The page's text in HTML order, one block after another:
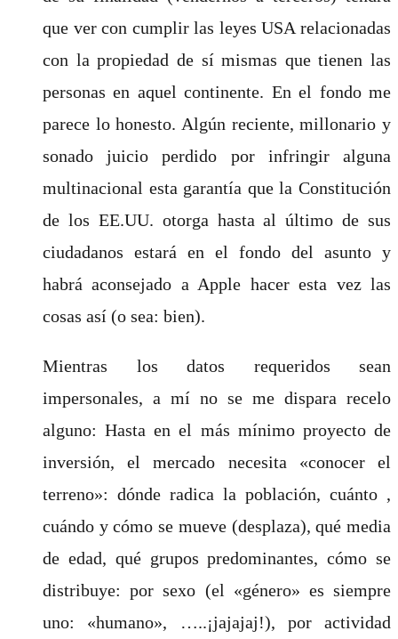
que ver con cumplir las leyes USA relacionadas
con la propiedad de sí mismas que tienen las
personas en aquel continente. En el fondo me
parece lo honesto. Algún reciente, millonario y
sonado juicio perdido por infringir alguna
multinacional esta garantía que la Constitución
de los EE.UU. otorga hasta al último de sus
ciudadanos estará en el fondo del asunto y
habrá aconsejado a Apple hacer esta vez las
cosas así (o sea: bien).
Mientras los datos requeridos sean
impersonales, a mí no se me dispara recelo
alguno: Hasta en el más mínimo proyecto de
inversión, el mercado necesita «conocer el
terreno»: dónde radica la población, cuánto ,
cuándo y cómo se mueve (desplaza), qué media
de edad, qué grupos predominantes, cómo se
distribuye: por sexo (el «género» es siempre
uno: «humano», …..¡jajajaj!), por actividad